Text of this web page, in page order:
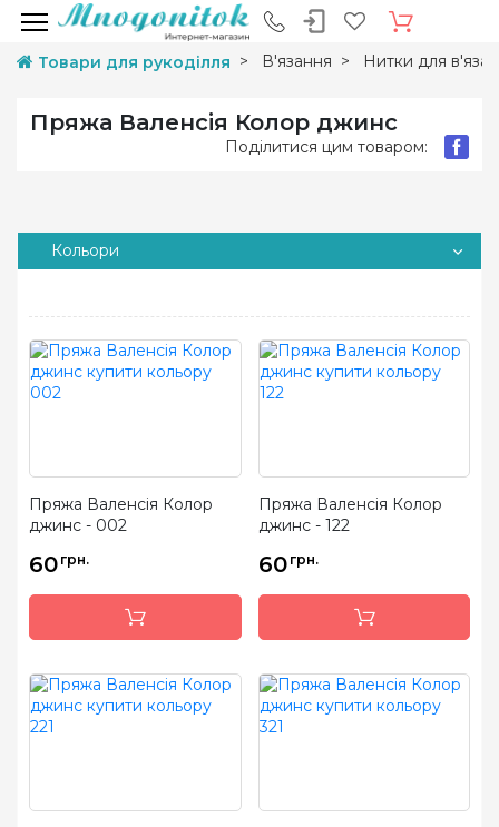
Товари для рукоділля В'язання Нитки для
Пряжа Валенсія Колор джинс
Поділитися цим товаром:
Кольори
Пряжа Валенсія Колор
джинс - 002
60 грн.
Пряжа Валенсія Колор
джинс - 122
60 грн.